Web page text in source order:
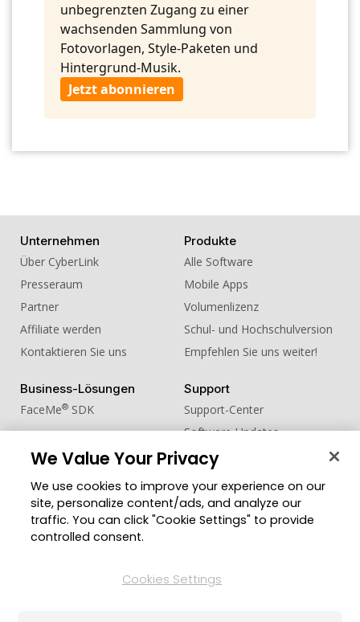
unbegrenzten Zugang zu einer
wachsenden Sammlung von
Fotovorlagen, Style-Paketen und
Hintergrund-Musik.
Jetzt abonnieren
Unternehmen
Über CyberLink
Presseraum
Partner
Affiliate werden
Kontaktieren Sie uns
Produkte
Alle Software
Mobile Apps
Volumenlizenz
Schul- und Hochschulversion
Empfehlen Sie uns weiter!
Business-Lösungen
FaceMe® SDK
Support
Support-Center
Software-Updates
Lernen + Wissen
Community
Mitgliederbereich
Blog
Region ändern
We Value Your Privacy
We use cookies to improve your experience on our
site, personalize content/ads, and analyze our
traffic. You can click "Cookie Settings" to provide
controlled consent.
Cookies Settings